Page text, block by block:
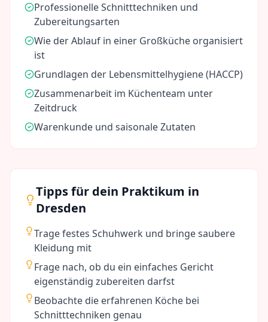
Professionelle Schnitttechniken und
Zubereitungsarten
Wie der Ablauf in einer Großküche organisiert
ist
Grundlagen der Lebensmittelhygiene (HACCP)
Zusammenarbeit im Küchenteam unter
Zeitdruck
Warenkunde und saisonale Zutaten
Tipps für dein Praktikum in
Dresden
Trage festes Schuhwerk und bringe saubere
Kleidung mit
Frage nach, ob du ein einfaches Gericht
eigenständig zubereiten darfst
Beobachte die erfahrenen Köche bei
Schnitttechniken genau